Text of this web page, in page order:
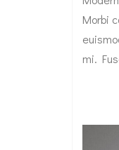
Morbi
mi.